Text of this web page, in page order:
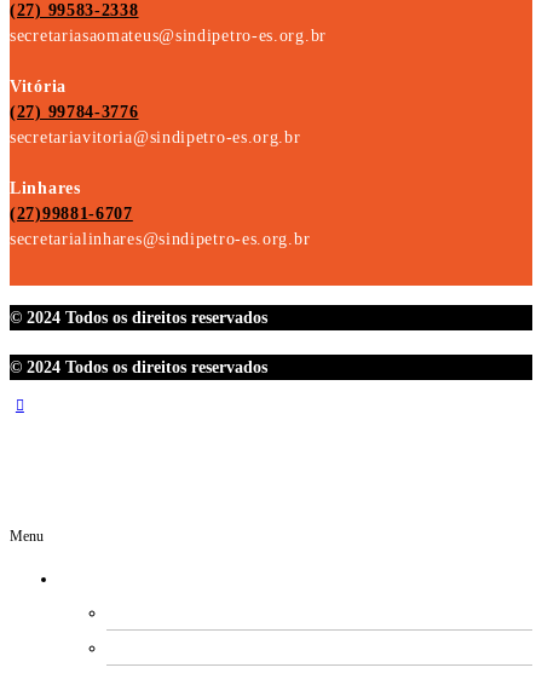
(27) 99583-2338
secretariasaomateus@sindipetro-es.org.br
Vitória
(27) 99784-3776
secretariavitoria@sindipetro-es.org.br
Linhares
(27)99881-6707
secretarialinhares@sindipetro-es.org.br
© 2024 Todos os direitos reservados
© 2024 Todos os direitos reservados
Menu